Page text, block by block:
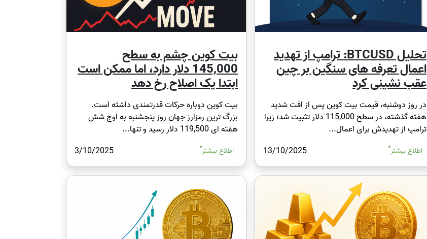
تحلیل BTCUSD: ترامپ از تهدید
اعمال تعرفه های سنگین بر چین
عقب نشینی کرد
در روز دوشنبه، قیمت بیت کوین پس از افت شدید
هفته گذشته، در سطح 115,000 دلار تثبیت شد؛ زیرا
ترامپ از تهدیدش برای اعمال...
اطلاع بیشتر 13/10/2025
بیت کوین چشم به سطح
145,000 دلار دارد، اما ممکن است
ابتدا یک اصلاح رخ دهد
بیت کوین دوباره حرکات قدرتمندی داشته است.
بزرگ ترین رمزارز جهان روز پنجشنبه به اوج شش
هفته ای 119,500 دلار رسید و تنها...
اطلاع بیشتر 3/10/2025